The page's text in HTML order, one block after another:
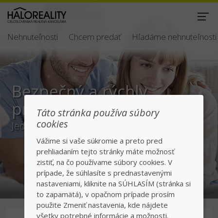
Nehnuteľnosti Chcem predať Hľadáme nehnuteľnosti
Bezpečný a rýchly
predaj/kúpa
Jednotka v realitách na slovenskom trhu
Táto stránka používa súbory
cookies
Vážime si vaše súkromie a preto pred
prehliadaním tejto stránky máte možnosť
zistiť, na čo používame súbory cookies. V
prípade, že súhlasíte s prednastavenými
nastaveniami, kliknite na SÚHLASÍM (stránka si
to zapamätá), v opačnom prípade prosím
použite Zmeniť nastavenia, kde nájdete
všetky potrebné informácie a možnosti.